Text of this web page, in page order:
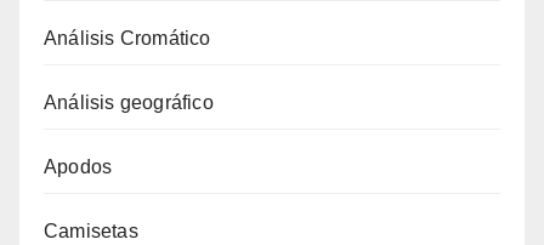
Análisis Cromático
Análisis geográfico
Apodos
Camisetas